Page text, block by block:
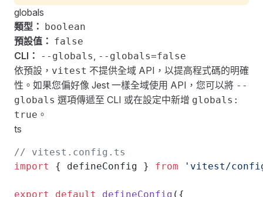
globals
類型： boolean
預設值： false
CLI： --globals --globals=false
依預設， vitest 不提供全域 API，以提高程式碼的明確
性。如果您偏好像 Jest 一樣全域使用 API，您可以將 --
globals 選項傳遞至 CLI 或在設定中新增 globals:
true 。
ts
// vitest.config.ts
import
{ defineConfig } from 'vitest/
export default defineConfig ({